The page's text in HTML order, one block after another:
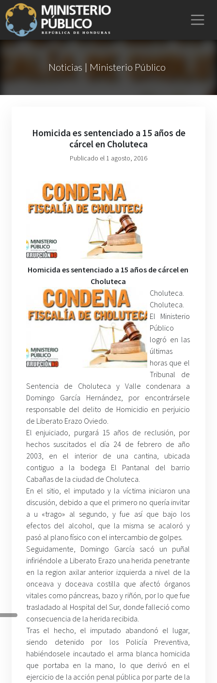
Noticias | Ministerio Público
Homicida es sentenciado a 15 años de
cárcel en Choluteca
Publicado el 1 agosto, 2016
Homicida es sentenciado a 15 años de cárcel en
Choluteca
Choluteca.
Choluteca.
El Ministerio
Público
logró en las
últimas
horas que el
Tribunal de
Sentencia de Choluteca y Valle condenara a
Domingo García Hernández, por encontrársele
responsable del delito de Homicidio en perjuicio
de Liberato Erazo Oviedo.
El enjuiciado, purgará 15 años de reclusión, por
hechos suscitados el día 24 de febrero de año
2003, en el interior de una cantina, ubicada
contiguo a la bodega El Pantanal del barrio
Cabañas de la ciudad de Choluteca.
En el sitio, el imputado y la víctima iniciaron una
discusión, debido a que el primero no quería invitar
a u «trago» al segundo, y fue así que bajo los
efectos del alcohol, que la misma se acaloró y
pasó al plano físico con el intercambio de golpes.
Seguidamente, Domingo García sacó un puñal
infiriéndole a Liberato Erazo una herida penetrante
en la region axilar anterior izquierda a nivel de la
onceava y doceava costilla que afectó órganos
vitales como páncreas, bazo y riñón, por lo que fue
trasladado al Hospital del Sur, donde falleció como
consecuencia de la herida recibida.
Tras el hecho, el imputado abandonó el lugar,
siendo detenido por los Policía Preventiva,
habiéndosele incautado el arma blanca homicida
que portaba en la mano, lo que derivó en el
ejercicio de la acción penal pública por parte de la